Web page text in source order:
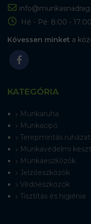
Hé - Pé: 8:00 - 17:00
Kövessen minket a
KATEGÓRIA
Munkaruha
Munkacipő
Terepmintás ruházat
Munkavédelmi
Munkaeszközök
Jelzőeszközök
Védőeszközök
Tisztítás és higiénia